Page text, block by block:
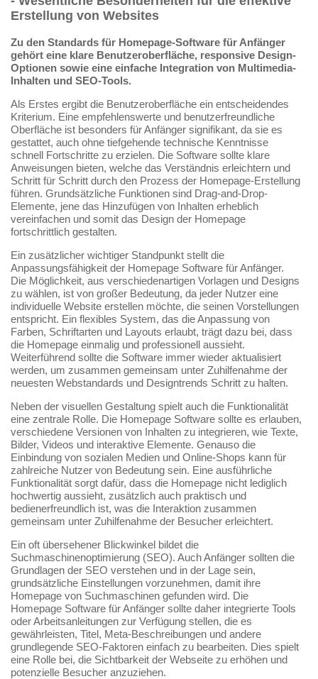
Erstellung von Websites
Zu den Standards für Homepage-Software für Anfänger
gehört eine klare Benutzeroberfläche, responsive Design-
Optionen sowie eine einfache Integration von Multimedia-
Inhalten und SEO-Tools.
Als Erstes ergibt die Benutzeroberfläche ein entscheidendes
Kriterium. Eine empfehlenswerte und benutzerfreundliche
Oberfläche ist besonders für Anfänger signifikant, da sie es
gestattet, auch ohne tiefgehende technische Kenntnisse
schnell Fortschritte zu erzielen. Die Software sollte klare
Anweisungen bieten, welche das Verständnis erleichtern und
Schritt für Schritt durch den Prozess der Homepage-Erstellung
führen. Grundsätzliche Funktionen sind Drag-and-Drop-
Elemente, jene das Hinzufügen von Inhalten erheblich
vereinfachen und somit das Design der Homepage
fortschrittlich gestalten.
Ein zusätzlicher wichtiger Standpunkt stellt die
Anpassungsfähigkeit der Homepage Software für Anfänger.
Die Möglichkeit, aus verschiedenartigen Vorlagen und Designs
zu wählen, ist von großer Bedeutung, da jeder Nutzer eine
individuelle Website erstellen möchte, die seinen Vorstellungen
entspricht. Ein flexibles System, das die Anpassung von
Farben, Schriftarten und Layouts erlaubt, trägt dazu bei, dass
die Homepage einmalig und professionell aussieht.
Weiterführend sollte die Software immer wieder aktualisiert
werden, um zusammen gemeinsam unter Zuhilfenahme der
neuesten Webstandards und Designtrends Schritt zu halten.
Neben der visuellen Gestaltung spielt auch die Funktionalität
eine zentrale Rolle. Die Homepage Software sollte es erlauben,
verschiedene Versionen von Inhalten zu integrieren, wie Texte,
Bilder, Videos und interaktive Elemente. Genauso die
Einbindung von sozialen Medien und Online-Shops kann für
zahlreiche Nutzer von Bedeutung sein. Eine ausführliche
Funktionalität sorgt dafür, dass die Homepage nicht lediglich
hochwertig aussieht, zusätzlich auch praktisch und
bedienerfreundlich ist, was die Interaktion zusammen
gemeinsam unter Zuhilfenahme der Besucher erleichtert.
Ein oft übersehener Blickwinkel bildet die
Suchmaschinenoptimierung (SEO). Auch Anfänger sollten die
Grundlagen der SEO verstehen und in der Lage sein,
grundsätzliche Einstellungen vorzunehmen, damit ihre
Homepage von Suchmaschinen gefunden wird. Die
Homepage Software für Anfänger sollte daher integrierte Tools
oder Arbeitsanleitungen zur Verfügung stellen, die es
gewährleisten, Titel, Meta-Beschreibungen und andere
grundlegende SEO-Faktoren einfach zu bearbeiten. Dies spielt
eine Rolle bei, die Sichtbarkeit der Webseite zu erhöhen und
potenzielle Besucher anzuziehen.